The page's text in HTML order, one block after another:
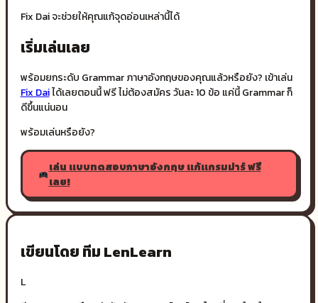
Fix Dai จะช่วยให้คุณแก้จุดอ่อนเหล่านี้ได้
เริ่มเล่นเลย
พร้อมยกระดับ Grammar ภาษาอังกฤษของคุณแล้วหรือยัง? เข้าเล่น
Fix Daiได้เลยตอนนี้ ฟรี ไม่ต้องสมัคร วันละ 10 ข้อ แค่นี้ Grammar ก็
ดีขึ้นแน่นอน
พร้อมเล่นหรือยัง?
เล่น แบบทดสอบภาษาอังกฤษ แก้แกรมม่าร์ ฟรี
เลย!
เขียนโดย ทีม LenLearn
L